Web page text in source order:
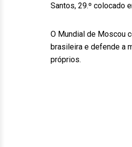
Santos, 29.º colocado
O Mundial de Moscou
brasileira e defende a
próprios.